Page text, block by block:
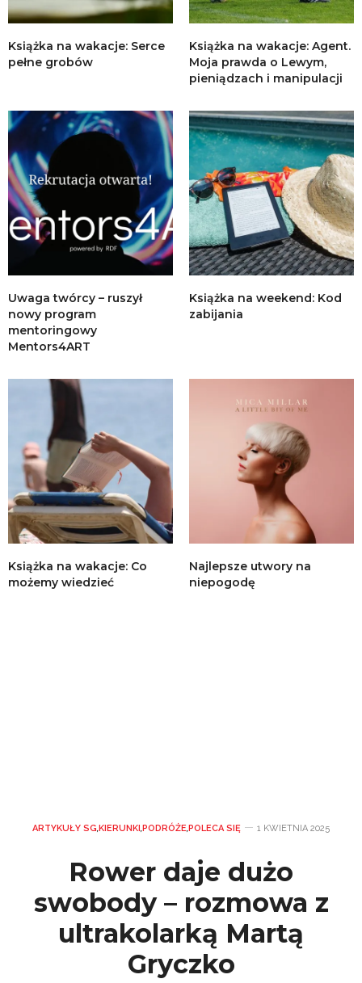
Książka na wakacje: Serce
pełne grobów
Książka na wakacje: Agent.
Moja prawda o Lewym,
pieniądzach i manipulacji
Uwaga twórcy – ruszył
nowy program
mentoringowy
Mentors4ART
Książka na weekend: Kod
zabijania
Książka na wakacje: Co
możemy wiedzieć
Najlepsze utwory na
niepogodę
ARTYKUŁY SG,KIERUNKI,PODRÓŻE,POLECA SIĘ 1 KWIETNIA 2025
Rower daje dużo
swobody – rozmowa z
ultrakolarką Martą
Gryczko